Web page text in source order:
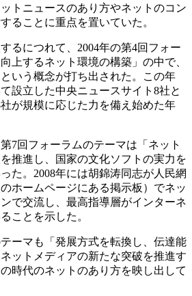
トニュースのあり方やネットのコン
ることに重点を置いていた。
るにつれて、2004年の第4回フォー
上するネット環境の構築」の中で、
いう概念が打ち出された。この年
設立した中央ニュースサイト8社と
が規模に応じた力を備え始めた年
7回フォーラムのテーマは「ネット
推進し、国家の文化ソフトの実力を
た。2008年には胡錦涛同志が人民網
ホームページにある掲示板）でネッ
で交流し、最高指導層がインターネ
ことを示した。
ーマも「発展方式を転換し、伝達能
ットメディアの新たな突破を推進す
時代のネットのあり方を映し出して